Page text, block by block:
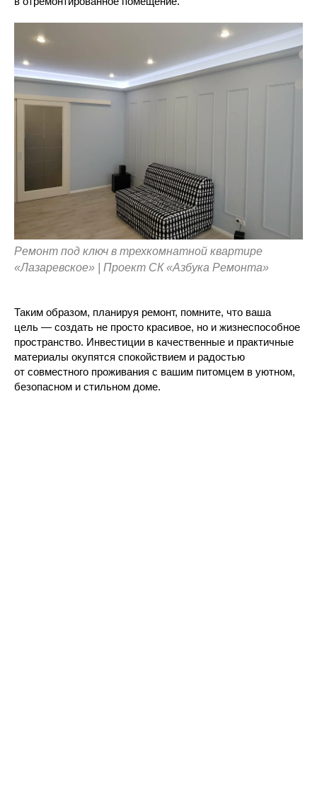
Ремонт под ключ в трехкомнатной квартире
«Лазаревское» | Проект СК «Азбука Ремонта»
Таким образом, планируя ремонт, помните, что ваша
цель — создать не просто красивое, но и жизнеспособное
пространство. Инвестиции в качественные и практичные
материалы окупятся спокойствием и радостью
от совместного проживания с вашим питомцем в уютном,
безопасном и стильном доме.